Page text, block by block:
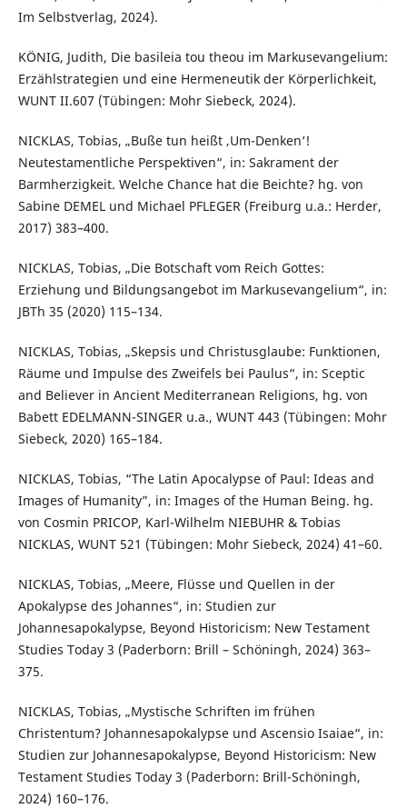
Im Selbstverlag, 2024).
KÖNIG, Judith, Die basileia tou theou im Markusevangelium:
Erzählstrategien und eine Hermeneutik der Körperlichkeit,
WUNT II.607 (Tübingen: Mohr Siebeck, 2024).
NICKLAS, Tobias, „Buße tun heißt ‚Um-Denken‘!
Neutestamentliche Perspektiven“, in: Sakrament der
Barmherzigkeit. Welche Chance hat die Beichte? hg. von
Sabine DEMEL und Michael PFLEGER (Freiburg u.a.: Herder,
2017) 383–400.
NICKLAS, Tobias, „Die Botschaft vom Reich Gottes:
Erziehung und Bildungsangebot im Markusevangelium“, in:
JBTh 35 (2020) 115–134.
NICKLAS, Tobias, „Skepsis und Christusglaube: Funktionen,
Räume und Impulse des Zweifels bei Paulus“, in: Sceptic
and Believer in Ancient Mediterranean Religions, hg. von
Babett EDELMANN-SINGER u.a., WUNT 443 (Tübingen: Mohr
Siebeck, 2020) 165–184.
NICKLAS, Tobias, “The Latin Apocalypse of Paul: Ideas and
Images of Humanity”, in: Images of the Human Being. hg.
von Cosmin PRICOP, Karl-Wilhelm NIEBUHR & Tobias
NICKLAS, WUNT 521 (Tübingen: Mohr Siebeck, 2024) 41–60.
NICKLAS, Tobias, „Meere, Flüsse und Quellen in der
Apokalypse des Johannes“, in: Studien zur
Johannesapokalypse, Beyond Historicism: New Testament
Studies Today 3 (Paderborn: Brill – Schöningh, 2024) 363–
375.
NICKLAS, Tobias, „Mystische Schriften im frühen
Christentum? Johannesapokalypse und Ascensio Isaiae“, in:
Studien zur Johannesapokalypse, Beyond Historicism: New
Testament Studies Today 3 (Paderborn: Brill-Schöningh,
2024) 160–176.